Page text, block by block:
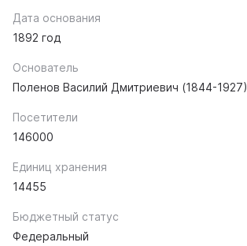
Дата основания
1892 год
Основатель
Поленов Василий Дмитриевич (1844-1927)
Посетители
146000
Единиц хранения
14455
Бюджетный статус
Федеральный